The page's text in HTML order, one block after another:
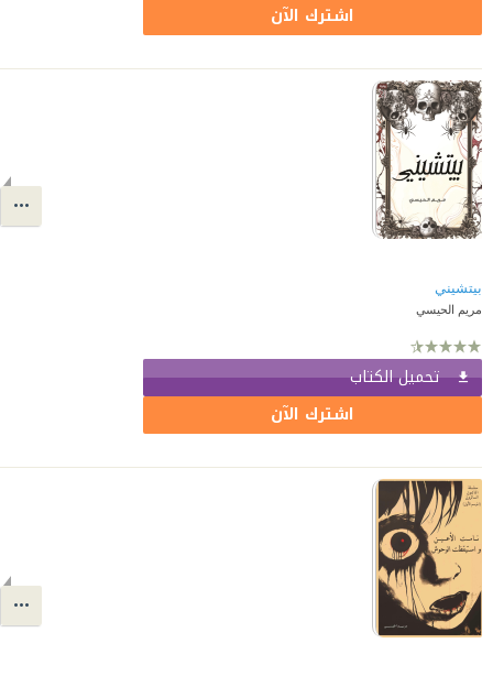
اشترك الآن
بيتشيني
مريم الحيسي
تحميل الكتاب
اشترك الآن